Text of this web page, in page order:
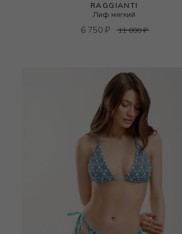
RAGGIANTI
Лиф мягкий
6 750₽ 11 000₽